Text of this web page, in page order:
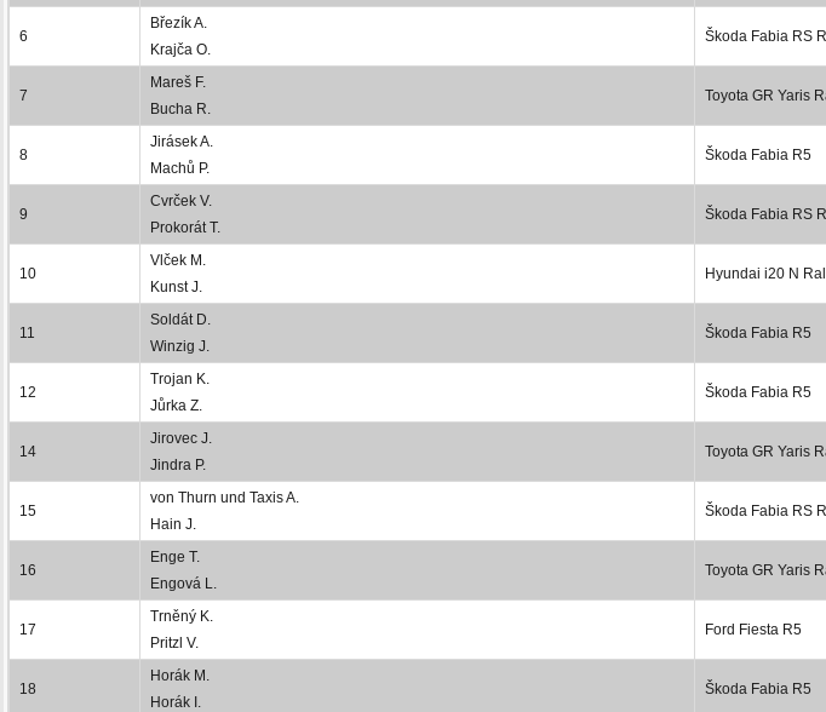
6
Březík A.
Krajča O.
Škoda Fabia RS
7
Mareš F.
Bucha R.
Toyota GR Yaris
8
Jirásek A.
Machů P.
Škoda Fabia R5
9
Cvrček V.
Prokorát T.
Škoda Fabia RS
10
Vlček M.
Kunst J.
Hyundai i20 N
11
Soldát D.
Winzig J.
Škoda Fabia R5
12
Trojan K.
Jůrka Z.
Škoda Fabia R5
14
Jirovec J.
Jindra P.
Toyota GR Yaris
15
von Thurn und Taxis A.
Hain J.
Škoda Fabia RS
16
Enge T.
Engová L.
Toyota GR Yaris
17
Trněný K.
Pritzl V.
Ford Fiesta R5
18
Horák M.
Horák I.
Škoda Fabia R5